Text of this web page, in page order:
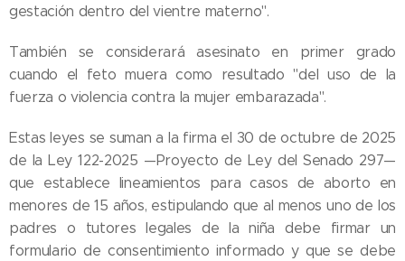
gestación dentro del vientre materno".
También se considerará asesinato en primer grado
cuando el feto muera como resultado "del uso de la
fuerza o violencia contra la mujer embarazada".
Estas leyes se suman a la firma el 30 de octubre de 2025
de la Ley 122-2025 —Proyecto de Ley del Senado 297—
que establece lineamientos para casos de aborto en
menores de 15 años, estipulando que al menos uno de los
padres o tutores legales de la niña debe firmar un
formulario de consentimiento informado y que se debe